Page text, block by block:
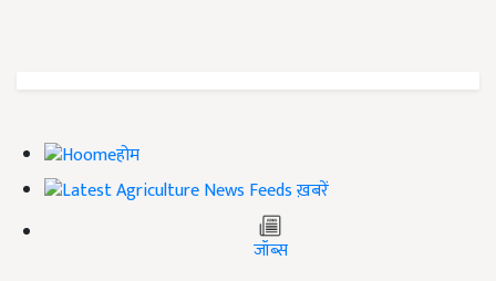
होम
ख़बरें
जॉब्स